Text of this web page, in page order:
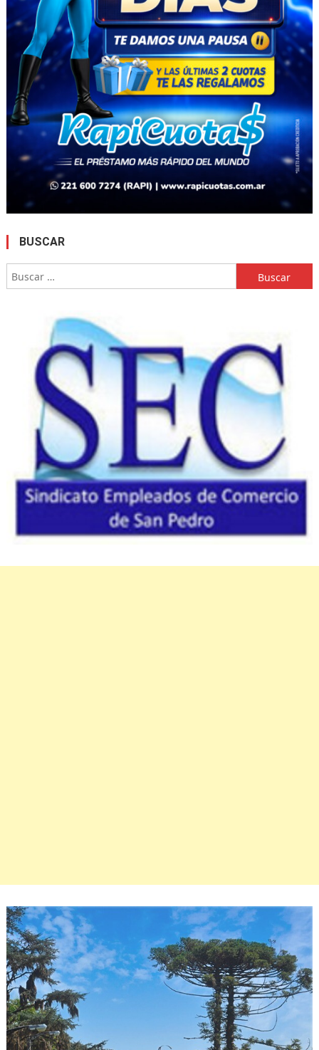
BUSCAR
Buscar: